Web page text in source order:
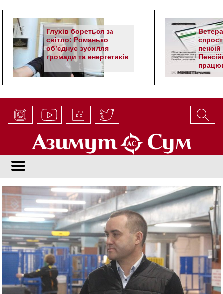
Глухів бореться за
світло: Романько
об’єднує зусилля
громади та енергетиків